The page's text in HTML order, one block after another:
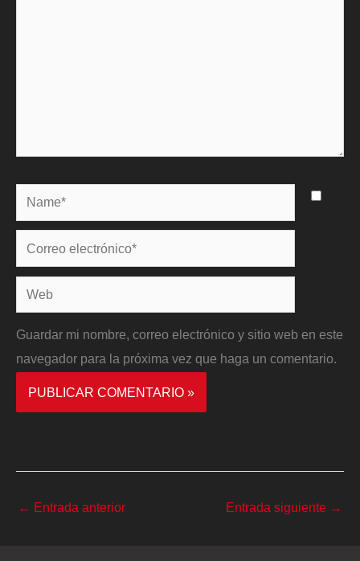
Name*
Correo
electrónico*
Web
Guardar mi nombre, correo electrónico y sitio web en este
navegador para la próxima vez que haga un comentario.
← Entrada anterior Entrada siguiente →